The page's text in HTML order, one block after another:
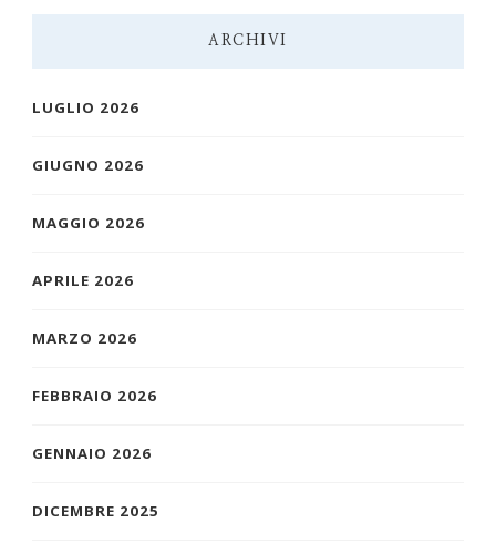
ARCHIVI
LUGLIO 2026
GIUGNO 2026
MAGGIO 2026
APRILE 2026
MARZO 2026
FEBBRAIO 2026
GENNAIO 2026
DICEMBRE 2025